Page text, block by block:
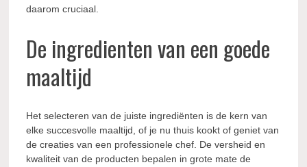
daarom cruciaal.
De ingredienten van een goede
maaltijd
Het selecteren van de juiste ingrediënten is de kern van
elke succesvolle maaltijd, of je nu thuis kookt of geniet van
de creaties van een professionele chef. De versheid en
kwaliteit van de producten bepalen in grote mate de